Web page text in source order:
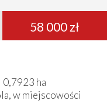
58 000 zł
0,7923 ha
w miejscowości